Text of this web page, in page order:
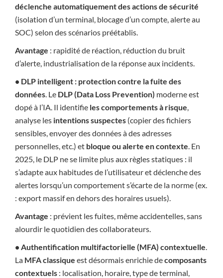
déclenche automatiquement des actions de sécurité
(isolation d’un terminal, blocage d’un compte, alerte au
SOC) selon des scénarios préétablis.
Avantage : rapidité de réaction, réduction du bruit
d’alerte, industrialisation de la réponse aux incidents.
• DLP intelligent : protection contre la fuite des
données. Le DLP (Data Loss Prevention) moderne est
dopé à l’IA. Il identifie les comportements à risque,
analyse les intentions suspectes (copier des fichiers
sensibles, envoyer des données à des adresses
personnelles, etc.) et bloque ou alerte en contexte. En
2025, le DLP ne se limite plus aux règles statiques : il
s’adapte aux habitudes de l’utilisateur et déclenche des
alertes lorsqu’un comportement s’écarte de la norme (ex.
: export massif en dehors des horaires usuels).
Avantage : prévient les fuites, même accidentelles, sans
alourdir le quotidien des collaborateurs.
• Authentification multifactorielle (MFA) contextuelle.
La MFA classique est désormais enrichie decomposants
contextuels : localisation, horaire, type de terminal,